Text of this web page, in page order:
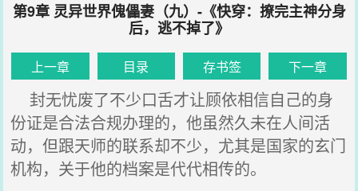
第9章 灵异世界傀儡妻（九）-《快穿：撩完主神分身
后，逃不掉了》
上一章 目录 存书签 下一章
封无忧废了不少口舌才让顾依相信自己的身
份证是合法合规办理的，他虽然久未在人间活
动，但跟天师的联系却不少，尤其是国家的玄门
机构，关于他的档案是代代相传的。